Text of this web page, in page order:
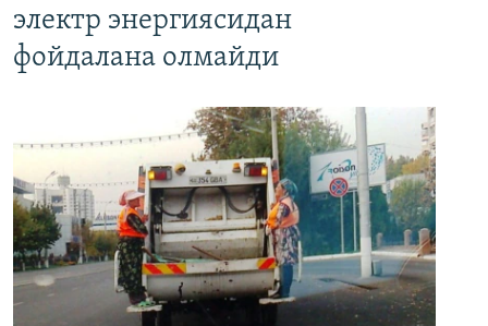
электр энергиясидан
фойдалана олмайди